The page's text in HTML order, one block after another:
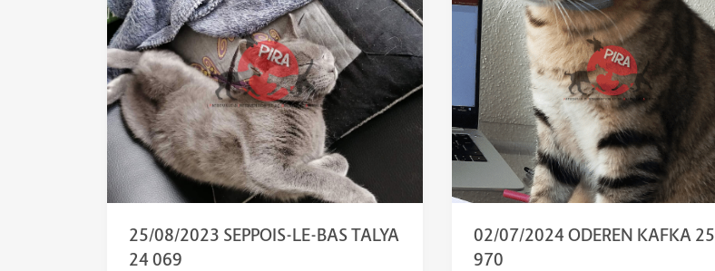
25/08/2023 SEPPOIS-LE-BAS TALYA
24 069
02/07/2024 ODEREN KAFKA 25
970